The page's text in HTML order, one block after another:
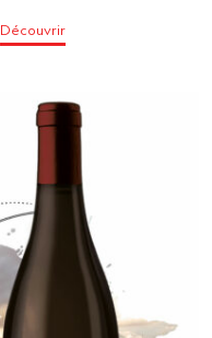
Découvrir